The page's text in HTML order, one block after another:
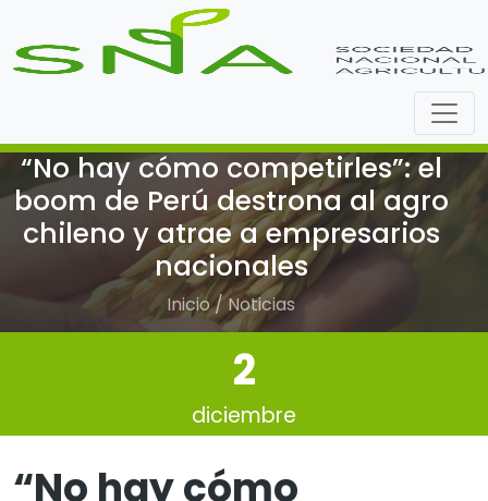
“No hay cómo competirles”: el
boom de Perú destrona al agro
chileno y atrae a empresarios
nacionales
Inicio / Noticias
2
diciembre
“No hay cómo